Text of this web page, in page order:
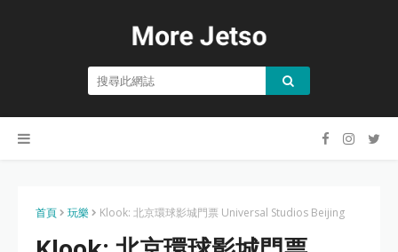
首頁 玩樂 Klook: 北京環球影城門票 Universal Studios Beijing